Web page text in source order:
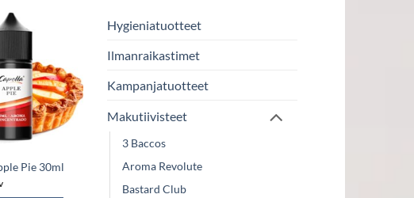
Pie 30ml
Hygieniatuotteet
Ilmanraikastimet
Kampanjatuotteet
Makutiivisteet
3 Baccos
Aroma Revolute
Bastard Club